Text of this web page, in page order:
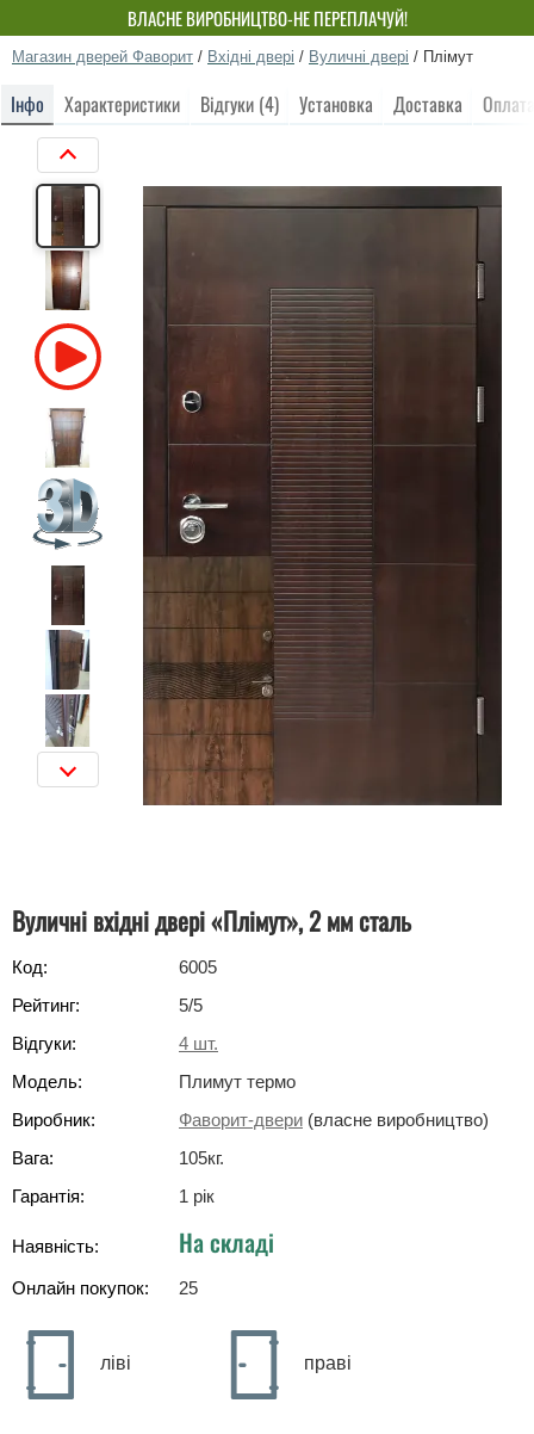
ВЛАСНЕ ВИРОБНИЦТВО-НЕ ПЕРЕПЛАЧУЙ!
Магазин дверей Фаворит / Вхідні двері / Вуличні двері / Плімут
Інфо Характеристики Відгуки (4) Установка Доставка Оплата
Вуличні вхідні двері «Плімут», 2 мм сталь
Код:
6005
Рейтинг:
5/5
Відгуки:
4 шт.
Модель:
Плимут термо
Виробник:
Фаворит-двери (власне виробництво)
Вага:
105кг.
Гарантія:
1 рік
Наявність: На складі
Онлайн покупок: 25
ліві праві